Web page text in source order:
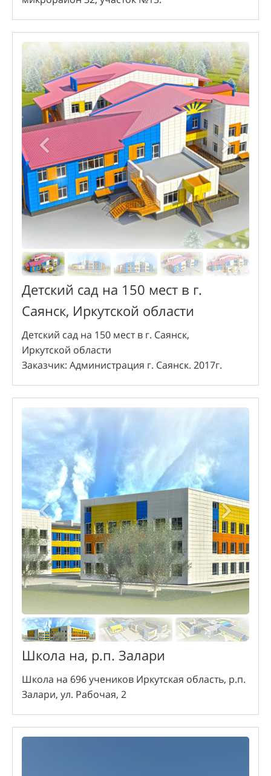
Детский сад на 150 мест в г.
Саянск, Иркутской области
Детский сад на 150 мест в г. Саянск,
Иркутской области
Заказчик: Администрация г. Саянск. 2017г.
Школа на, р.п. Залари
Школа на 696 учеников Иркутская область, р.п.
Залари, ул. Рабочая, 2